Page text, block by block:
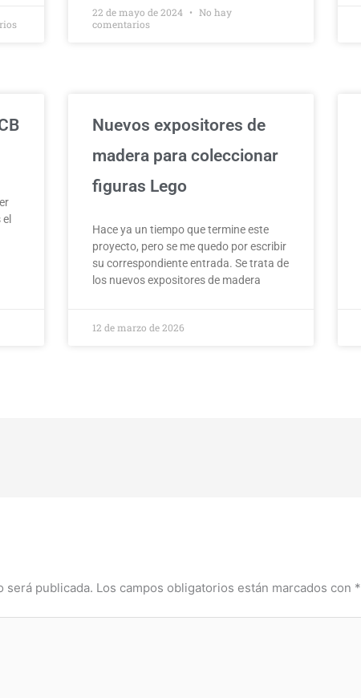
22 de mayo de 2024
No hay
comentarios
Nuevos expositores de
madera para coleccionar
figuras Lego
Hace ya un tiempo que termine este
proyecto, pero se me quedo por escribir
su correspondiente entrada. Se trata de
los nuevos expositores de madera
12 de marzo de 2026
será publicada. Los campos obligatorios están marcados con *